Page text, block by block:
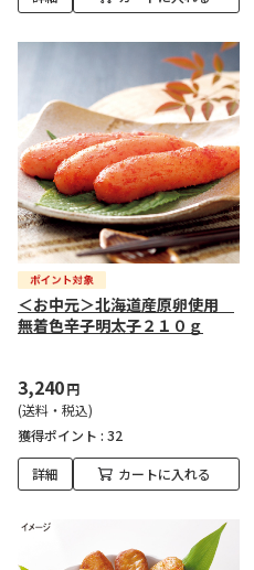
＜お中元＞北海道産原卵使用
無着色辛子明太子２１０ｇ
3,240円
(送料・税込)
獲得ポイント : 32
詳細 カートに入れる